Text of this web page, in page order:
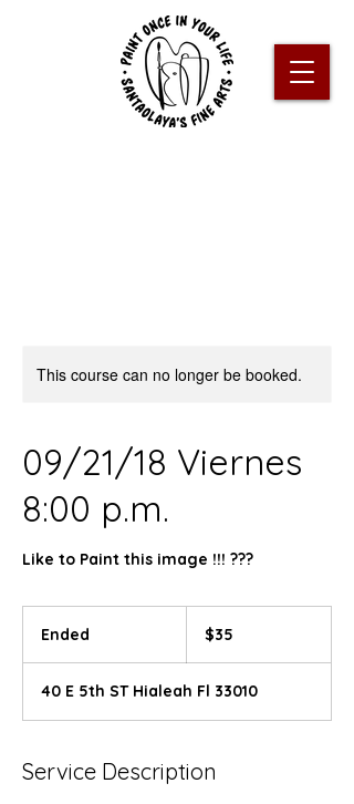
This course can no longer be booked.
09/21/18 Viernes
8:00 p.m.
Like to Paint this image !!! ???
Ended
e
d
dollars$35
40 E 5th ST Hialeah Fl 33010
Service Description